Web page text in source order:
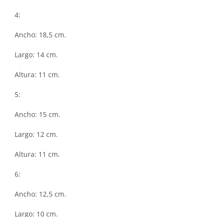
4:
Ancho: 18,5 cm.
Largo: 14 cm.
Altura: 11 cm.
5:
Ancho: 15 cm.
Largo: 12 cm.
Altura: 11 cm.
6:
Ancho: 12,5 cm.
Largo: 10 cm.